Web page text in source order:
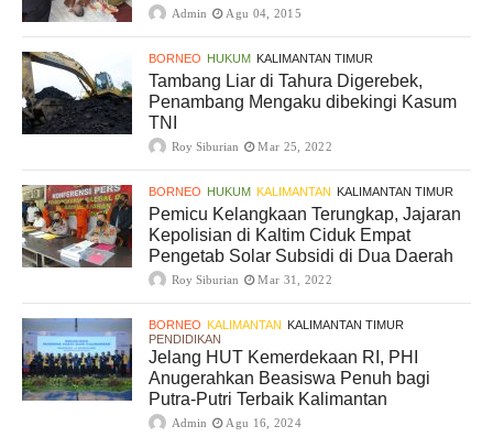
Admin Agu 04, 2015
BORNEO HUKUM KALIMANTAN TIMUR
Tambang Liar di Tahura Digerebek,
Penambang Mengaku dibekingi Kasum
TNI
Roy Siburian Mar 25, 2022
BORNEO HUKUM KALIMANTAN KALIMANTAN TIMUR
Pemicu Kelangkaan Terungkap, Jajaran
Kepolisian di Kaltim Ciduk Empat
Pengetab Solar Subsidi di Dua Daerah
Roy Siburian Mar 31, 2022
BORNEO KALIMANTAN KALIMANTAN TIMUR
PENDIDIKAN
Jelang HUT Kemerdekaan RI, PHI
Anugerahkan Beasiswa Penuh bagi
Putra-Putri Terbaik Kalimantan
Admin Agu 16, 2024